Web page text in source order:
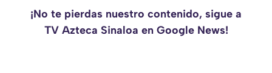
¡No te pierdas nuestro contenido, sigue a
TV Azteca Sinaloa en Google News!